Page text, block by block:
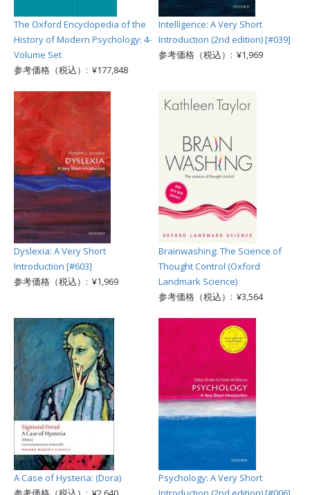
The Oxford Encyclopedia of the
History of Modern Psychology: 4-
Volume Set
参考価格（税込）: ¥177,848
Intelligence: A Very Short
Introduction (2nd edition) [#039]
参考価格（税込）: ¥1,969
Dyslexia: A Very Short
Introduction [#603]
参考価格（税込）: ¥1,969
Brainwashing: The Science of
Thought Control (Oxford
Landmark Science)
参考価格（税込）: ¥3,564
A Case of Hysteria: (Dora)
Psychology: A Very Short